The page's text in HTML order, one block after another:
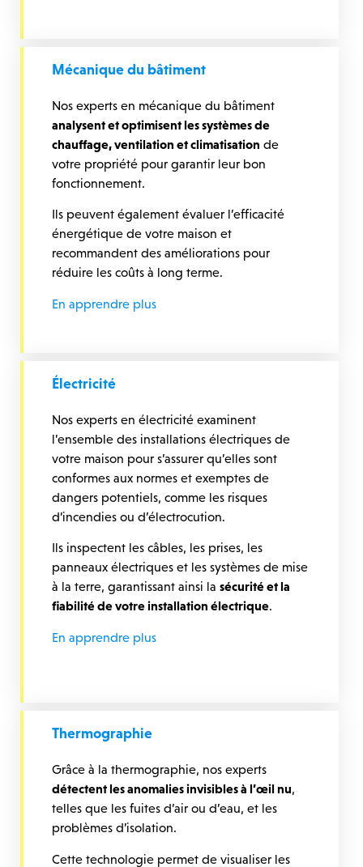
Mécanique du bâtiment
Nos experts en mécanique du bâtiment
analysent et optimisent les systèmes de
chauffage, ventilation et climatisation de
votre propriété pour garantir leur bon
fonctionnement.
Ils peuvent également évaluer l’efficacité
énergétique de votre maison et
recommandent des améliorations pour
réduire les coûts à long terme.
En apprendre plus
Électricité
Nos experts en électricité examinent
l’ensemble des installations électriques de
votre maison pour s’assurer qu’elles sont
conformes aux normes et exemptes de
dangers potentiels, comme les risques
d’incendies ou d’électrocution.
Ils inspectent les câbles, les prises, les
panneaux électriques et les systèmes de mise
à la terre, garantissant ainsi la sécurité et la
fiabilité de votre installation électrique.
En apprendre plus
Thermographie
Grâce à la thermographie, nos experts
détectent les anomalies invisibles à l’œil nu,
telles que les fuites d’air ou d’eau, et les
problèmes d’isolation.
Cette technologie permet de visualiser les